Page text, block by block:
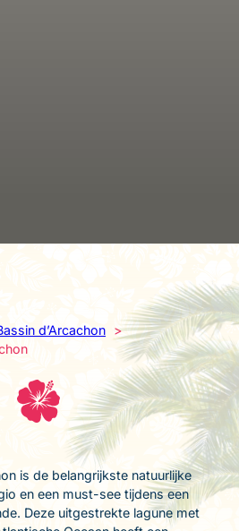
d’Arcachon
is de belangrijkste natuurlijke
en een must-see tijdens een
Deze uitgestrekte lagune met